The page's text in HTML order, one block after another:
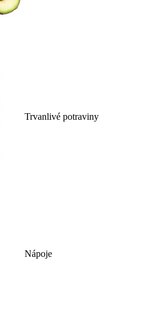
Trvanlivé potraviny
Nápoje